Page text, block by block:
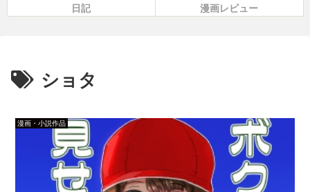
日記 漫画レビュー
ショタ
漫画・小説作品